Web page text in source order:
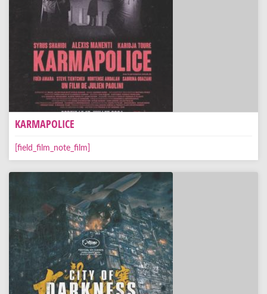
KARMAPOLICE
[field_film_note_film]